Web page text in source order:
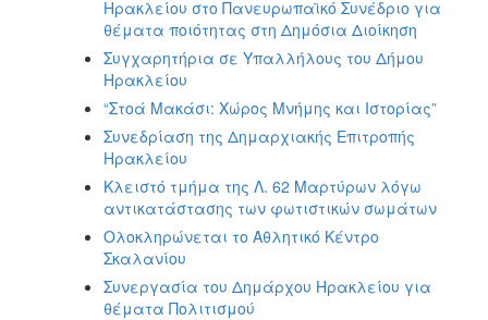
Ηρακλείου στο Πανευρωπαϊκό Συνέδριο για
θέματα ποιότητας στη Δημόσια Διοίκηση
Συγχαρητήρια σε Υπαλλήλους του Δήμου
Ηρακλείου
“Στοά Μακάσι: Χώρος Μνήμης και Ιστορίας”
Συνεδρίαση της Δημαρχιακής Επιτροπής
Ηρακλείου
Κλειστό τμήμα της Λ. 62 Μαρτύρων λόγω
αντικατάστασης των φωτιστικών σωμάτων
Ολοκληρώνεται το Αθλητικό Κέντρο
Σκαλανίου
Συνεργασία του Δημάρχου Ηρακλείου για
θέματα Πολιτισμού